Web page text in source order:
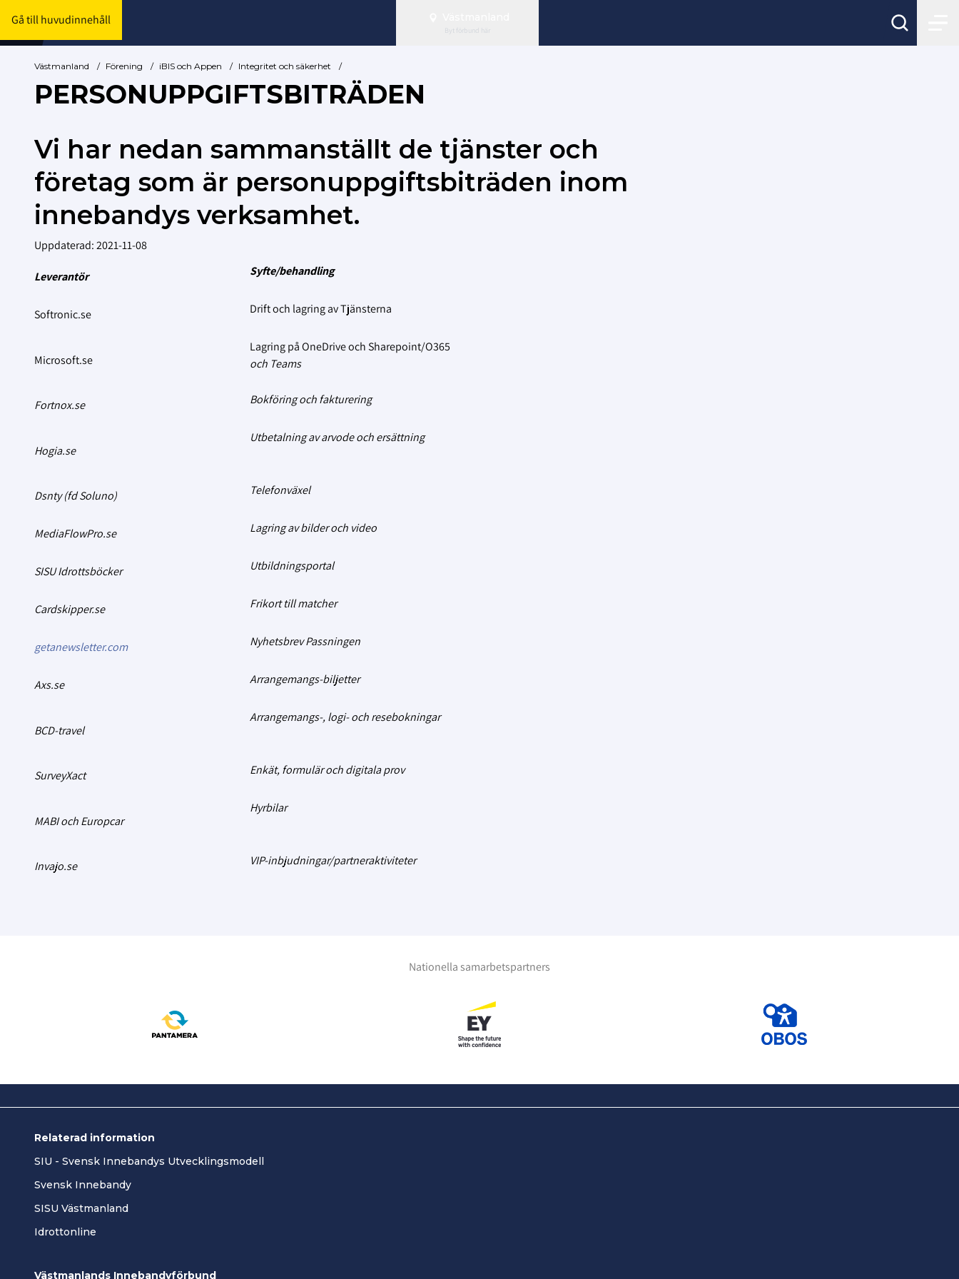
Gå till huvudinnehåll
Byt förbund här
Västmanland / Förening / iBIS och Appen / Integritet och säkerhet /
PERSONUPPGIFTSBITRÄDEN
Vi har nedan sammanställt de tjänster och
företag som är personuppgiftsbiträden inom
innebandys verksamhet.
Uppdaterad: 2021-11-08
Leverantör Syfte/behandling
Softronic.se Drift och lagring av Tjänsterna
Microsoft.se
Lagring på OneDrive och Sharepoint/O365
och Teams
Fortnox.se Bokföring och fakturering
Hogia.se
Utbetalning av arvode och ersättning
Dsnty (fd Soluno) Telefonväxel
MediaFlowPro.se Lagring av bilder och video
SISU Idrottsböcker Utbildningsportal
Cardskipper.se Frikort till matcher
getanewsletter.com Nyhetsbrev Passningen
Axs.se Arrangemangs-biljetter
BCD-travel
Arrangemangs-, logi- och resebokningar
SurveyXact Enkät, formulär och digitala prov
MABI och Europcar
Hyrbilar
Invajo.se VIP-inbjudningar/partneraktiviteter
Nationella samarbetspartners
Relaterad information
SIU - Svensk Innebandys Utvecklingsmodell
Svensk Innebandy
SISU Västmanland
Idrottonline
Västmanlands Innebandyförbund